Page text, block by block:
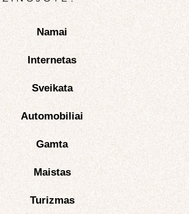
Namai
Internetas
Sveikata
Automobiliai
Gamta
Maistas
Turizmas